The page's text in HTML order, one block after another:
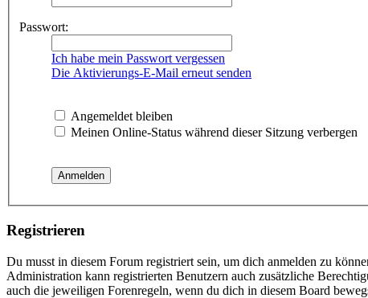
Passwort:
Ich habe mein Passwort vergessen
Die Aktivierungs-E-Mail erneut senden
Angemeldet bleiben
Meinen Online-Status während dieser Sitzung verbergen
Registrieren
Du musst in diesem Forum registriert sein, um dich anmelden zu
Administration kann registrierten Benutzern auch zusätzliche
auch die jeweiligen Forenregeln, wenn du dich in diesem Board